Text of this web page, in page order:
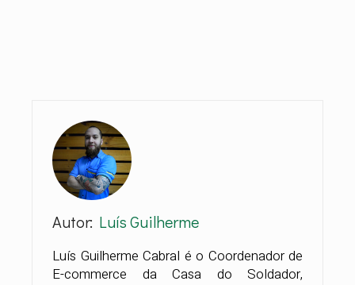
Autor: Luís Guilherme
Luís Guilherme Cabral é o Coordenador de
E-commerce da Casa do Soldador,